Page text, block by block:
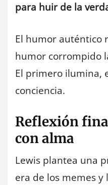
para huir de la
El humor auténtico
humor corrompido
El primero ilumina,
conciencia.
Reflexión
con alma
Lewis plantea una
era de los memes